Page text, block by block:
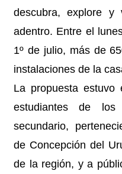
descubra, explore y
adentro. Entre el
1º de julio, más de
instalaciones de la
La propuesta estuvo
estudiantes de
secundario,
de Concepción del
de la región, y a